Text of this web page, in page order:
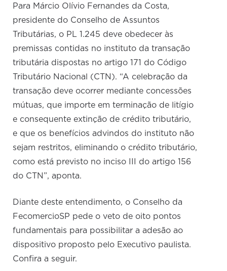
Para Márcio Olívio Fernandes da Costa,
presidente do Conselho de Assuntos
Tributárias, o PL 1.245 deve obedecer às
premissas contidas no instituto da transação
tributária dispostas no artigo 171 do Código
Tributário Nacional (CTN). “A celebração da
transação deve ocorrer mediante concessões
mútuas, que importe em terminação de litígio
e consequente extinção de crédito tributário,
e que os benefícios advindos do instituto não
sejam restritos, eliminando o crédito tributário,
como está previsto no inciso III do artigo 156
do CTN”, aponta.
Diante deste entendimento, o Conselho da
FecomercioSP pede o veto de oito pontos
fundamentais para possibilitar a adesão ao
dispositivo proposto pelo Executivo paulista.
Confira a seguir.